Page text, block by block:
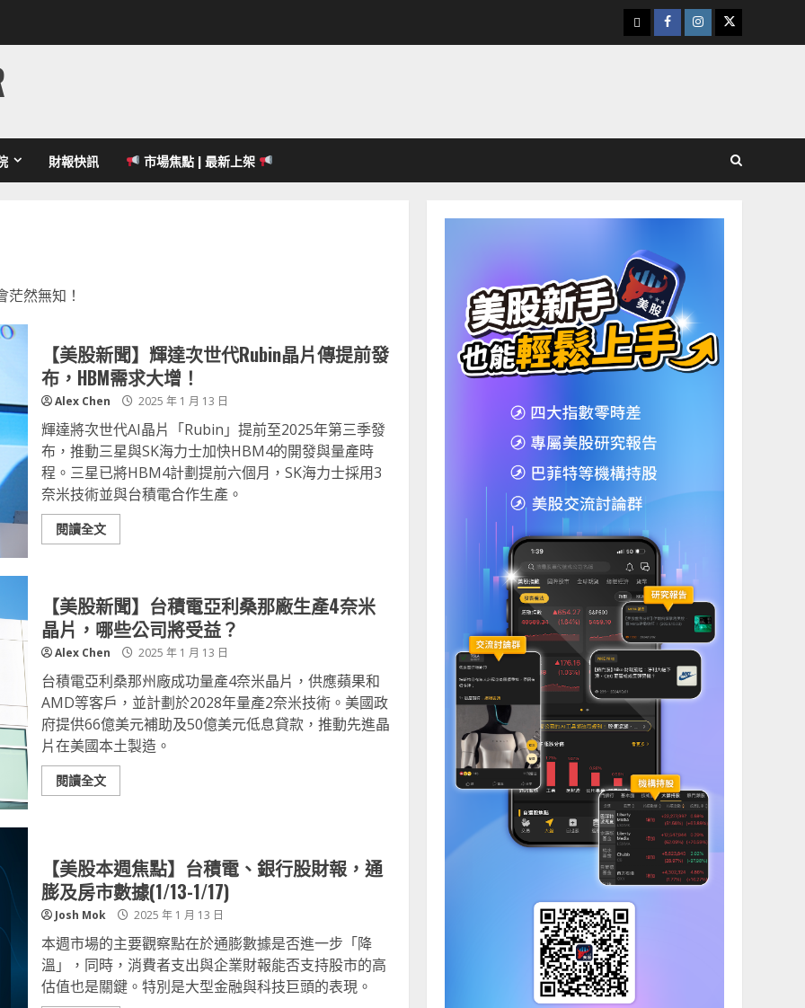
下
載
Facebook
Instagram
Twitter
財報快訊 市場焦點 | 最新上架
然無知！
【美股新聞】輝達次世代Rubin晶片傳提前發
布，HBM需求大增！
Alex Chen 2025 年 1 月 13 日
輝達將次世代AI晶片「Rubin」提前至2025年第三季發
布，推動三星與SK海力士加快HBM4的開發與量產時
程。三星已將HBM4計劃提前六個月，SK海力士採用3
奈米技術並與台積電合作生產。
閱讀全文
【美股新聞】台積電亞利桑那廠生產4奈米
晶片，哪些公司將受益？
Alex Chen 2025 年 1 月 13 日
台積電亞利桑那州廠成功量產4奈米晶片，供應蘋果和
AMD等客戶，並計劃於2028年量產2奈米技術。美國政
府提供66億美元補助及50億美元低息貸款，推動先進晶
片在美國本土製造。
閱讀全文
【美股本週焦點】台積電、銀行股財報，通
膨及房市數據(1/13-1/17)
Josh Mok 2025 年 1 月 13 日
本週市場的主要觀察點在於通膨數據是否進一步「降
溫」，同時，消費者支出與企業財報能否支持股市的高
估值也是關鍵。特別是大型金融與科技巨頭的表現。